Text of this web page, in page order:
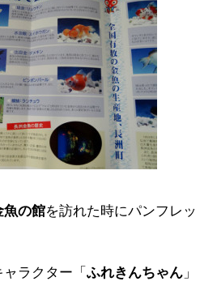
魚の館を訪れた時にパンフレッ
ラクター「 ふれきんちゃん 」